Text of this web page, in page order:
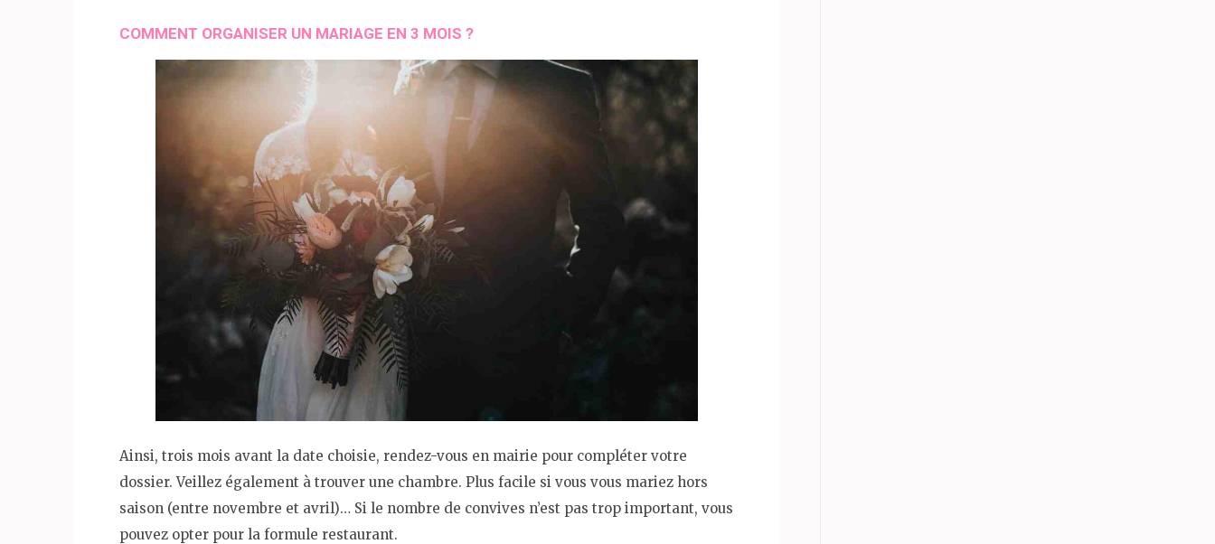
COMMENT ORGANISER UN MARIAGE EN 3 MOIS ?
Ainsi, trois mois avant la date choisie, rendez-vous en mairie pour compléter votre
dossier. Veillez également à trouver une chambre. Plus facile si vous vous mariez hors
saison (entre novembre et avril)… Si le nombre de convives n’est pas trop important, vous
pouvez opter pour la formule restaurant.